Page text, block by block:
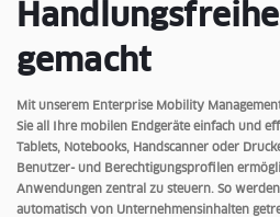
gemacht
Mit unserem Enterprise Mobility
Sie all Ihre mobilen Endgeräte einfach und
Tablets, Notebooks, Handscanner oder
Benutzer- und Berechtigungsprofilen
Anwendungen zentral zu steuern. So
automatisch von Unternehmensinhalten